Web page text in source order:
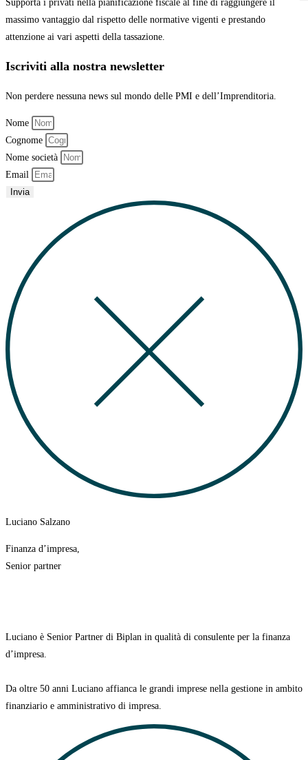
Supporta i privati nella pianificazione fiscale al fine di raggiungere il
massimo vantaggio dal rispetto delle normative vigenti e prestando
attenzione ai vari aspetti della tassazione.
Iscriviti alla nostra newsletter
Non perdere nessuna news sul mondo delle PMI e dell’Imprenditoria.
Nome
Cognome
Nome società
Email
Invia
Luciano Salzano
Finanza d’impresa,
Senior partner
Luciano è Senior Partner di Biplan in qualità di consulente per la finanza
d’impresa.
Da oltre 50 anni Luciano affianca le grandi imprese nella gestione in ambito
finanziario e amministrativo di impresa.